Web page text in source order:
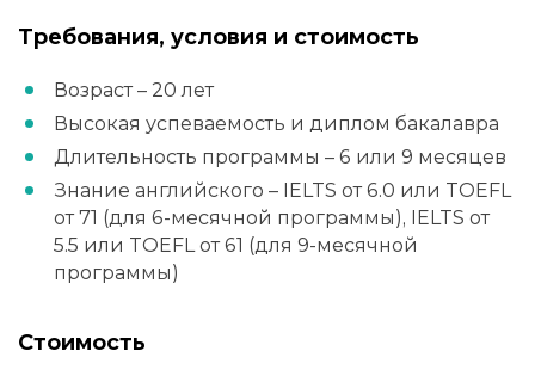
Требования, условия и стоимость
Возраст – 20 лет
Высокая успеваемость и диплом бакалавра
Длительность программы – 6 или 9 месяцев
Знание английского – IELTS от 6.0 или TOEFL
от 71 (для 6-месячной программы), IELTS от
5.5 или TOEFL от 61 (для 9-месячной
программы)
Стоимость